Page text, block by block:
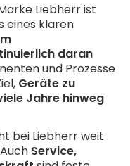
Liebherr ist
eines klaren
daran
und Prozesse
Geräte zu
Jahre hinweg
bei Liebherr weit
Service,